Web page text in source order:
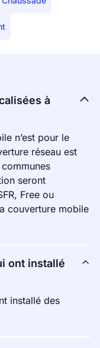
à
n’est pour le
réseau est
seront
Free ou
couverture mobile
ont installé
installé des